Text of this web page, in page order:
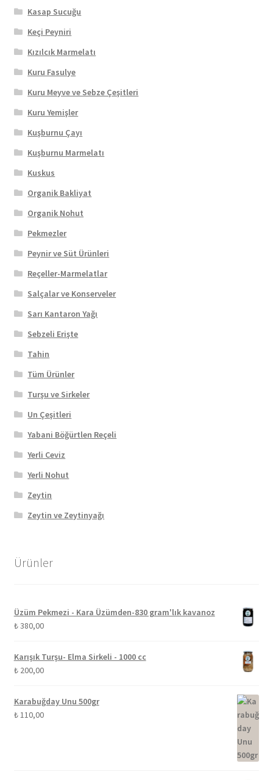
Kasap Sucuğu
Keçi Peyniri
Kızılcık Marmelatı
Kuru Fasulye
Kuru Meyve ve Sebze Çeşitleri
Kuru Yemişler
Kuşburnu Çayı
Kuşburnu Marmelatı
Kuskus
Organik Bakliyat
Organik Nohut
Pekmezler
Peynir ve Süt Ürünleri
Reçeller-Marmelatlar
Salçalar ve Konserveler
Sarı Kantaron Yağı
Sebzeli Erişte
Tahin
Tüm Ürünler
Turşu ve Sirkeler
Un Çeşitleri
Yabani Böğürtlen Reçeli
Yerli Ceviz
Yerli Nohut
Zeytin
Zeytin ve Zeytinyağı
Ürünler
Üzüm Pekmezi - Kara Üzümden-830 gram'lık kavanoz
₺380,00
Karışık Turşu- Elma Sirkeli - 1000 cc
₺200,00
Karabuğday Unu 500gr
₺110,00